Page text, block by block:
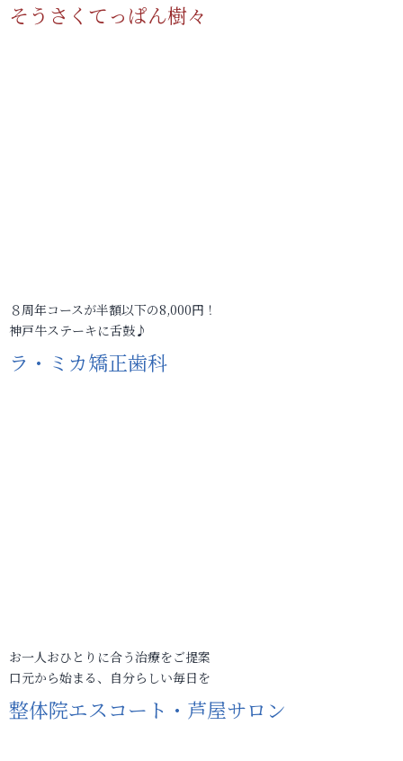
そうさくてっぱん樹々
８周年コースが半額以下の8,000円！
神戸牛ステーキに舌鼓♪
ラ・ミカ矯正歯科
お一人おひとりに合う治療をご提案
口元から始まる、自分らしい毎日を
整体院エスコート・芦屋サロン